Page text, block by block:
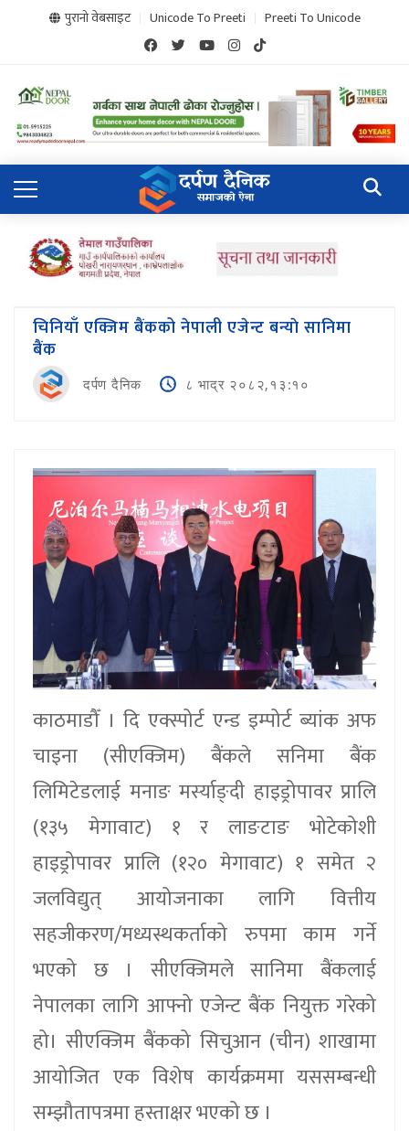
पुरानो वेबसाइट Unicode To Preeti Preeti To Unicode
चिनियाँ एक्जिम बैंकको नेपाली एजेन्ट बन्याे सानिमा
बैंक
दर्पण दैनिक ८ भाद्र २०८२,१३:१०
काठमाडौँ । दि एक्स्पोर्ट एन्ड इम्पोर्ट ब्यांक अफ
चाइना (सीएक्जिम) बैंकले सनिमा बैंक
लिमिटेडलाई मनाङ मर्स्याङ्दी हाइड्रोपावर प्रालि
(१३५ मेगावाट) १ र लाङटाङ भोटेकोशी
हाइड्रोपावर प्रालि (१२० मेगावाट) १ समेत २
जलविद्युत् आयोजनाका लागि वित्तीय
सहजीकरण/मध्यस्थकर्ताको रुपमा काम गर्ने
भएको छ । सीएक्जिमले सानिमा बैंकलाई
नेपालका लागि आफ्नो एजेन्ट बैंक नियुक्त गरेको
हो। सीएक्जिम बैंकको सिचुआन (चीन) शाखामा
आयोजित एक विशेष कार्यक्रममा यससम्बन्धी
सम्झौतापत्रमा हस्ताक्षर भएको छ ।